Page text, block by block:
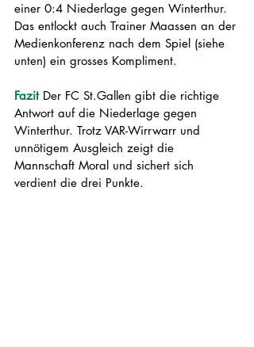
einer 0:4 Niederlage gegen Winterthur.
Das entlockt auch Trainer Maassen an der
Medienkonferenz nach dem Spiel (siehe
unten) ein grosses Kompliment.
Fazit Der FC St.Gallen gibt die richtige
Antwort auf die Niederlage gegen
Winterthur. Trotz VAR-Wirrwarr und
unnötigem Ausgleich zeigt die
Mannschaft Moral und sichert sich
verdient die drei Punkte.